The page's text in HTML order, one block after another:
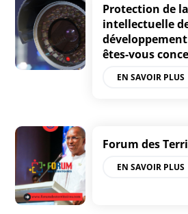
Protection de
intellectuelle
êtes-vous
EN SAVOIR PLUS
Forum des
EN SAVOIR PLUS